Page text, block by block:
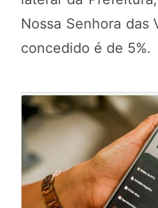
Nossa Senhora das
concedido é de 5%.